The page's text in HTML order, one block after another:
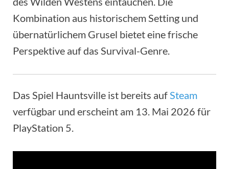
Kombination aus historischem Setting und
übernatürlichem Grusel bietet eine frische
Perspektive auf das Survival-Genre.
Das Spiel Hauntsville ist bereits aufSteam
verfügbar und erscheint am 13. Mai 2026 für
PlayStation 5.